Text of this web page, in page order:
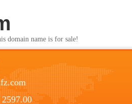
domain name is for sale!